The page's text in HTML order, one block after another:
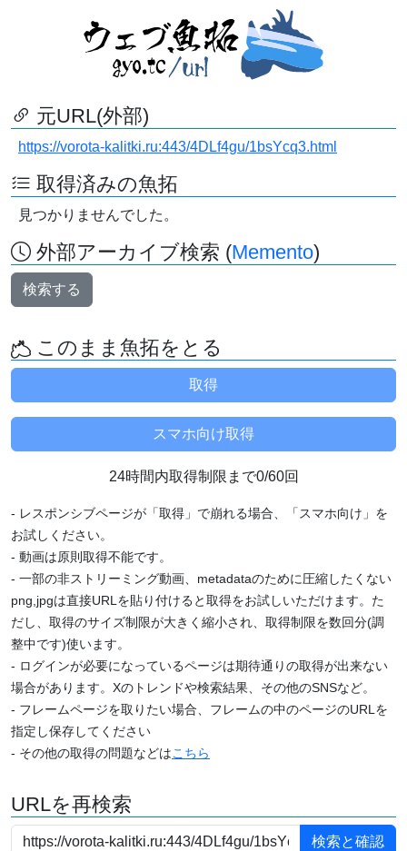
元URL(外部)
https://vorota-kalitki.ru:443/4DLf4gu/1bsYcq3.html
取得済みの魚拓
見つかりませんでした。
外部アーカイブ検索 (Memento)
検索する
このまま魚拓をとる
24時間内取得制限まで0/60回
- レスポンシブページが「取得」で崩れる場合、「スマホ向け」を
お試しください。
- 動画は原則取得不能です。
- 一部の非ストリーミング動画、metadataのために圧縮したくない
png,jpgは直接URLを貼り付けると取得をお試しいただけます。た
だし、取得のサイズ制限が大きく縮小され、取得制限を数回分(調
整中です)使います。
- ログインが必要になっているページは期待通りの取得が出来ない
場合があります。Xのトレンドや検索結果、その他のSNSなど。
- フレームページを取りたい場合、フレームの中のページのURLを
指定し保存してください
- その他の取得の問題などはこちら
URLを再検索